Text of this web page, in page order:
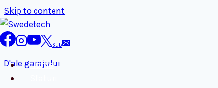
Skip to content
Sub
Home
D'ale garajului